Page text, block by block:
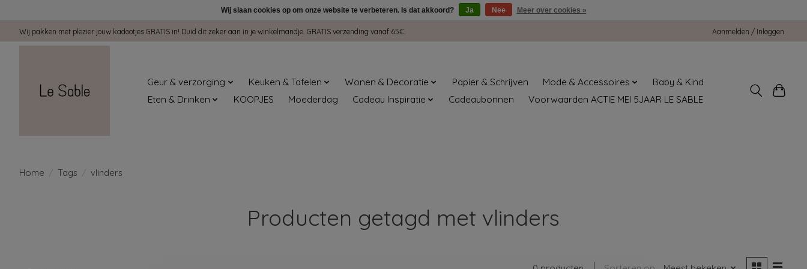
Wij pakken met plezier jouw kadootjes GRATIS in! Duid dit zeker aan in je winkelmandje. GRATIS verzending vanaf 65€. Aanmelden / Inloggen
Geur & verzorging Keuken & Tafelen Wonen & Decoratie Papier & Schrijven Mode & Accessoires
Baby & Kind
Eten & Drinken
KOOPJES Moederdag Cadeau Inspiratie Cadeaubonnen Voorwaarden ACTIE MEI 5JAAR LE SABLE
Home / Tags / vlinders
Producten getagd met vlinders
Wij slaan cookies op om onze website te verbeteren. Is dat akkoord? Ja Nee Meer over cookies »